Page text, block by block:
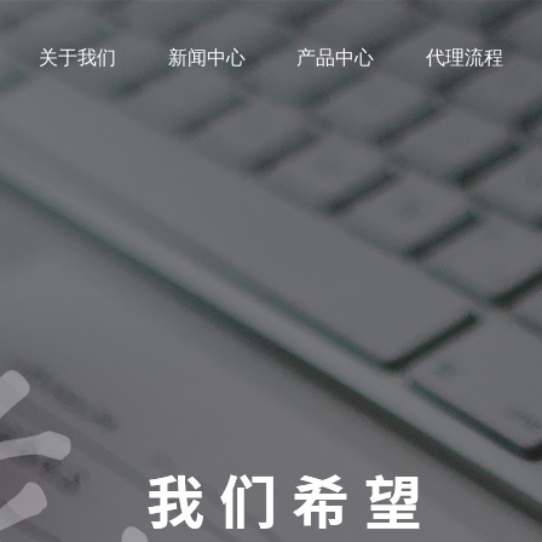
关于我们 新闻中心 产品中心 代理流程